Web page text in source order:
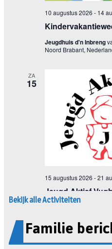
Bekijk alle Activiteiten
Familie